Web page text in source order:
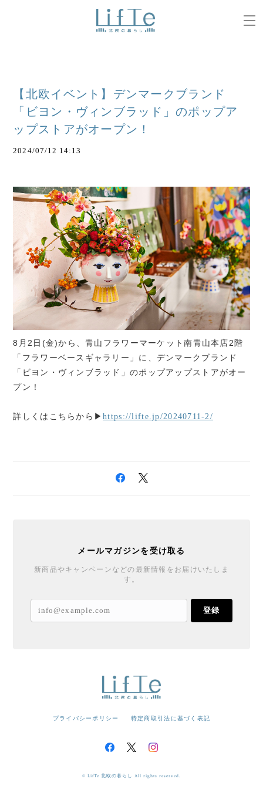
【北欧イベント】デンマークブランド
「ビヨン・ヴィンブラッド」のポップア
ップストアがオープン！
2024/07/12 14:13
8月2日(金)から、青山フラワーマーケット南青山本店2階
「フラワーベースギャラリー」に、デンマークブランド
「ビヨン・ヴィンブラッド」のポップアップストアがオー
プン！
詳しくはこちらから▶https://lifte.jp/20240711-2/
メールマガジンを受け取る
新商品やキャンペーンなどの最新情報をお届けいたしま
す。
登録
プライバシーポリシー 特定商取引法に基づく表記
© LifTe 北欧の暮らし All rights reserved.